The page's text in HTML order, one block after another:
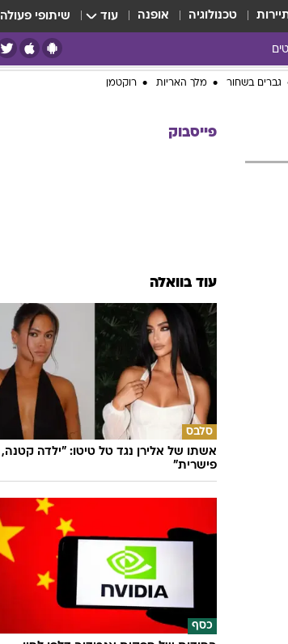
טכנולוגיה אופנה עוד שיתופי פעולה
גברים בשחור מלך האריות רוקטמן
פייסבוק
עוד בוואלה
סלבס
אשתו של אלירן נגד טל טיטו: "ילדה קטנה,
פישרית"
כסף